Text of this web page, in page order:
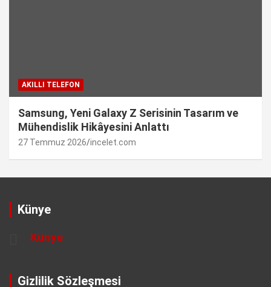
AKILLI TELEFON
Samsung, Yeni Galaxy Z Serisinin Tasarım ve
Mühendislik Hikâyesini Anlattı
27 Temmuz 2026 incelet.com
Künye
Künye
Gizlilik Sözleşmesi